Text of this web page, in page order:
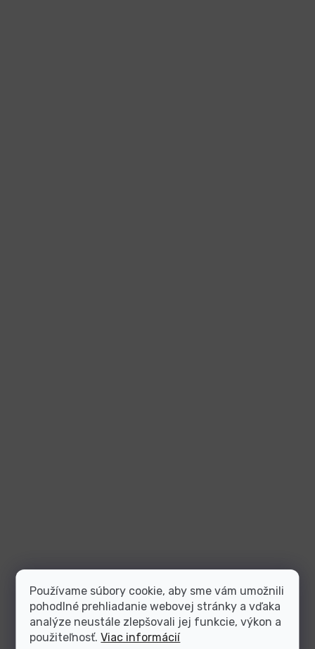
Používame súbory cookie, aby sme vám umožnili
pohodlné prehliadanie webovej stránky a vďaka
analýze neustále zlepšovali jej funkcie, výkon a
použiteľnosť.Viac informácií